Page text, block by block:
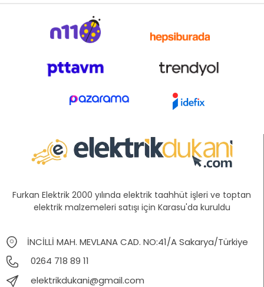
Furkan Elektrik 2000 yılında elektrik taahhüt işleri ve toptan
elektrik malzemeleri satışı için Karasu'da kuruldu
İNCİLLİ MAH. MEVLANA CAD. NO:41/A Sakarya/Türkiye
0264 718 89 11
elektrikdukani@gmail.com